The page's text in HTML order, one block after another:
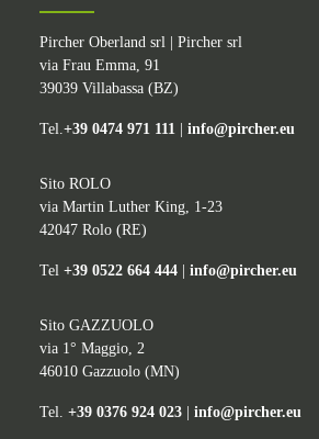
Pircher Oberland srl | Pircher srl
via Frau Emma, 91
39039 Villabassa (BZ)
Tel.+39 0474 971 111 info@pircher.eu
Sito ROLO
via Martin Luther King, 1-23
42047 Rolo (RE)
Tel +39 0522 664 444 info@pircher.eu
Sito GAZZUOLO
via 1° Maggio, 2
46010 Gazzuolo (MN)
Tel. +39 0376 924 023 info@pircher.eu